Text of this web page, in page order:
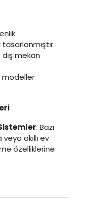
mekan
: Bazı
akıllı ev
özelliklerine